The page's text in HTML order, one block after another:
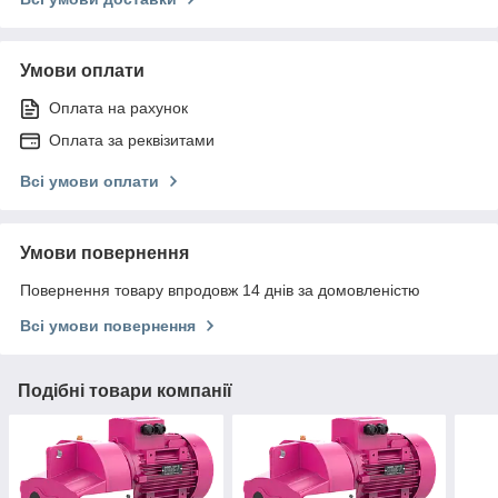
Умови оплати
Оплата на рахунок
Оплата за реквізитами
Всі умови оплати
Умови повернення
Повернення товару впродовж 14 днів за домовленістю
Всі умови повернення
Подібні товари компанії